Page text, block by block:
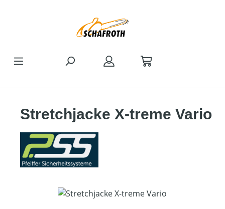
Stretchjacke X-treme Vario
Bildergalerie überspringen